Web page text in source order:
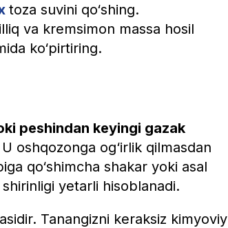
toza suvini qo‘shing.
va kremsimon massa hosil
ko‘pirtiring.
peshindan keyingi gazak
oshqozonga og‘irlik qilmasdan
qo‘shimcha shakar yoki asal
yetarli hisoblanadi.
Tanangizni keraksiz kimyoviy